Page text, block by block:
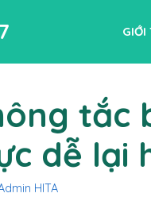
GIỚI
tắc
dễ lại
HITA